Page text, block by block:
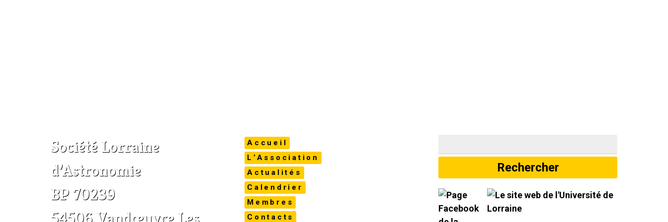
Société Lorraine
d’Astronomie
BP 70239
54506 Vandœuvre Les
Accueil
L’Association
Actualités
Calendrier
Membres
Contacts